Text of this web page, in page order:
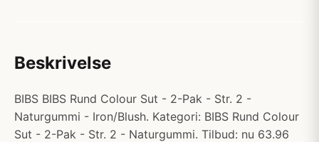
Beskrivelse
BIBS BIBS Rund Colour Sut - 2-Pak - Str. 2 -
Naturgummi - Iron/Blush. Kategori: BIBS Rund Colour
Sut - 2-Pak - Str. 2 - Naturgummi. Tilbud: nu 63.96